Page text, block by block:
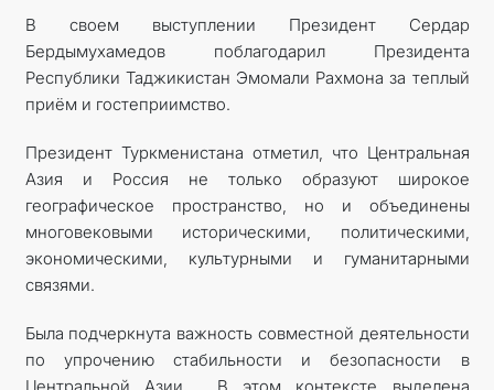
В своем выступлении Президент Сердар
Бердымухамедов поблагодарил Президента
Республики Таджикистан Эмомали Рахмона за теплый
приём и гостеприимство.
Президент Туркменистана отметил, что Центральная
Азия и Россия не только образуют широкое
географическое пространство, но и объединены
многовековыми историческими, политическими,
экономическими, культурными и гуманитарными
связями.
Была подчеркнута важность совместной деятельности
по упрочению стабильности и безопасности в